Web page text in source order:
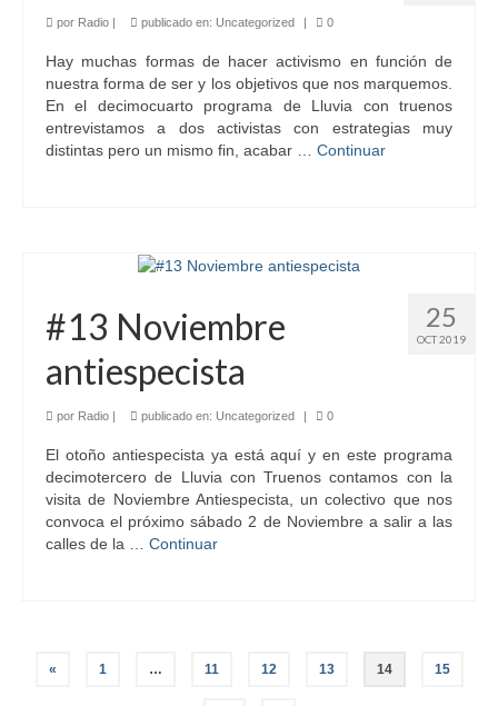
por Radio | publicado en: Uncategorized | 0
Hay muchas formas de hacer activismo en función de
nuestra forma de ser y los objetivos que nos marquemos.
En el decimocuarto programa de Lluvia con truenos
entrevistamos a dos activistas con estrategias muy
distintas pero un mismo fin, acabar … Continuar
25
OCT 2019
#13 Noviembre
antiespecista
por Radio | publicado en: Uncategorized | 0
El otoño antiespecista ya está aquí y en este programa
decimotercero de Lluvia con Truenos contamos con la
visita de Noviembre Antiespecista, un colectivo que nos
convoca el próximo sábado 2 de Noviembre a salir a las
calles de la … Continuar
Paginación
« 1 … 11 12 13 14 15